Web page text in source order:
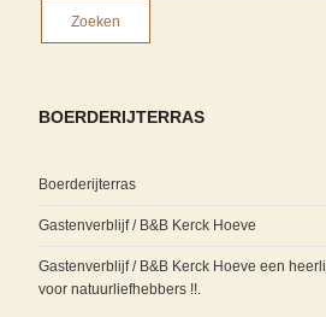
BOERDERIJTERRAS
Boerderijterras
Gastenverblijf / B&B Kerck Hoeve
Gastenverblijf / B&B Kerck Hoeve een
voor natuurliefhebbers !!.